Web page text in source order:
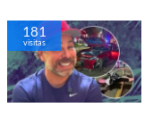
181
visitas